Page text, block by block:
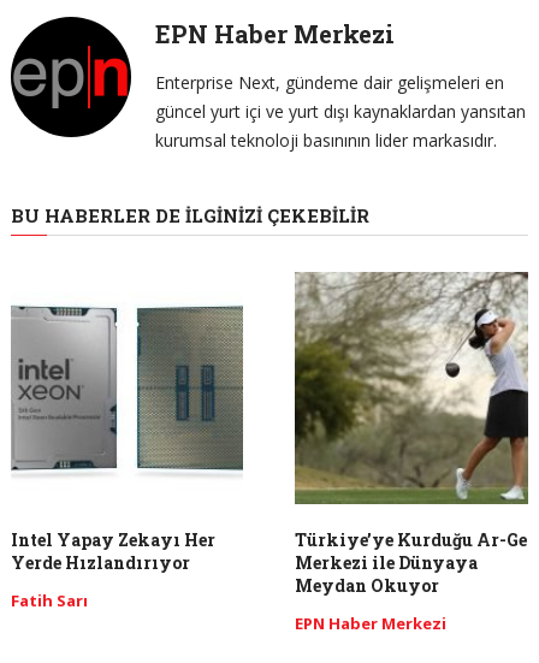
EPN Haber Merkezi
Enterprise Next, gündeme dair gelişmeleri en
güncel yurt içi ve yurt dışı kaynaklardan yansıtan
kurumsal teknoloji basınının lider markasıdır.
BU HABERLER DE İLGINIZI ÇEKEBILIR
Intel Yapay Zekayı Her
Yerde Hızlandırıyor
Fatih Sarı
Türkiye’ye Kurduğu Ar-Ge
Merkezi ile Dünyaya
Meydan Okuyor
EPN Haber Merkezi